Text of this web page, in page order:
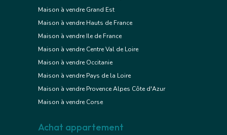
Maison à vendre Grand Est
Maison à vendre Hauts de France
Maison à vendre Ile de France
Maison à vendre Centre Val de Loire
Maison à vendre Occitanie
Maison à vendre Pays de la Loire
Maison à vendre Provence Alpes Côte d'Azur
Maison à vendre Corse
Achat appartement